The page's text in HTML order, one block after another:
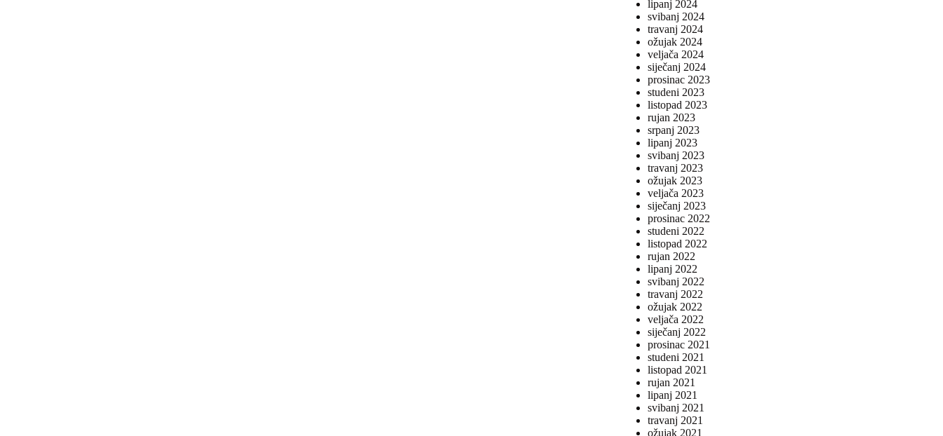
lipanj 2024
svibanj 2024
travanj 2024
ožujak 2024
veljača 2024
siječanj 2024
prosinac 2023
studeni 2023
listopad 2023
rujan 2023
srpanj 2023
lipanj 2023
svibanj 2023
travanj 2023
ožujak 2023
veljača 2023
siječanj 2023
prosinac 2022
studeni 2022
listopad 2022
rujan 2022
lipanj 2022
svibanj 2022
travanj 2022
ožujak 2022
veljača 2022
siječanj 2022
prosinac 2021
studeni 2021
listopad 2021
rujan 2021
lipanj 2021
svibanj 2021
travanj 2021
ožujak 2021